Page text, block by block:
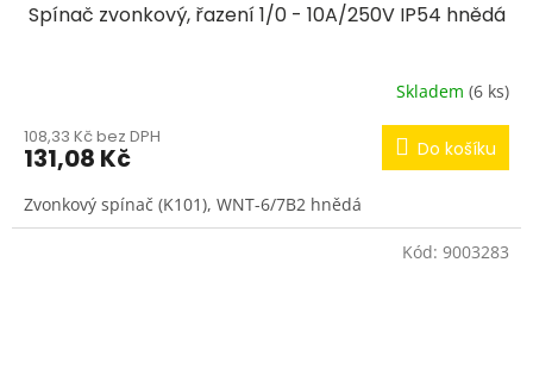
Spínač zvonkový, řazení 1/0 - 10A/250V IP54 hnědá
Skladem (6 ks)
108,33 Kč bez DPH
131,08 Kč Do košíku
Zvonkový spínač (K101), WNT-6/7B2 hnědá
Kód: 9003283